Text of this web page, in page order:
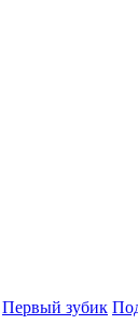
Первый зубик